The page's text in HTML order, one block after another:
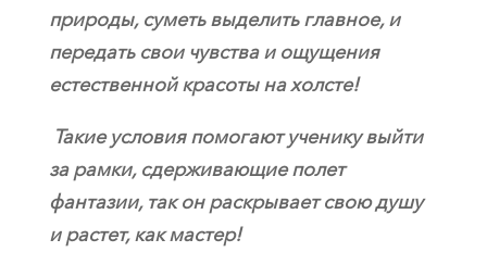
природы, суметь выделить главное, и
передать свои чувства и ощущения
естественной красоты на холсте!
Такие условия помогают ученику выйти
за рамки, сдерживающие полет
фантазии, так он раскрывает свою душу
и растет, как мастер!